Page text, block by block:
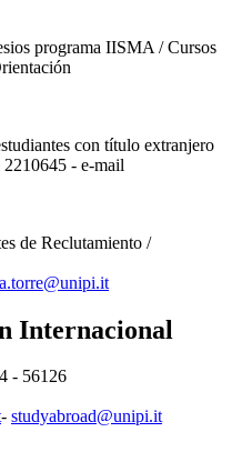
programa IISMA / Cursos
con título extranjero
- e-mail
de Reclutamiento /
Internacional
- 56126
- studyabroad@unipi.it